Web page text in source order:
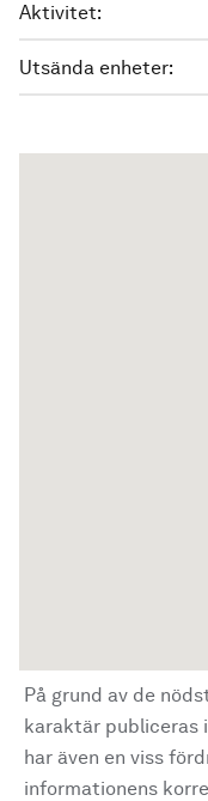
Aktivitet:
Utsända enheter:
På grund av de
karaktär publiceras
har även en viss
informationens